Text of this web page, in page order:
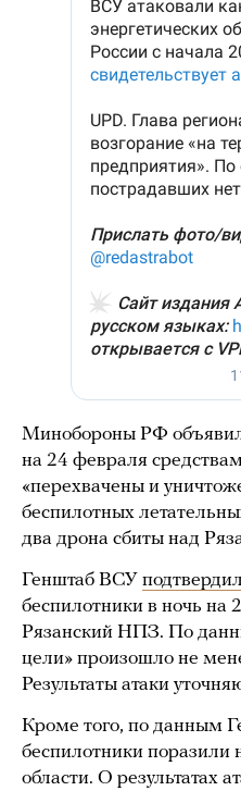
Минобороны РФ
на 24 февраля
«перехвачены и
беспилотных
два дрона сбиты над
Генштаб ВСУ подтвердил
беспилотники в ночь на
Рязанский НПЗ. По
цели» произошло не
Результаты атаки
Кроме того, по данным
беспилотники поразили
области. О результатах